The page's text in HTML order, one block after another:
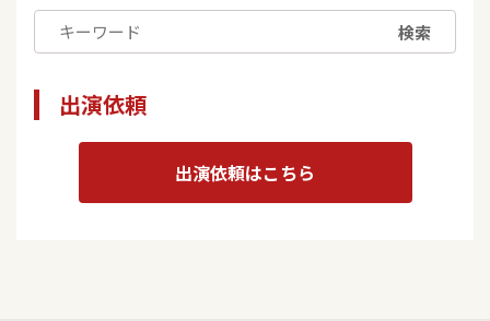
検索
出演依頼
出演依頼はこちら